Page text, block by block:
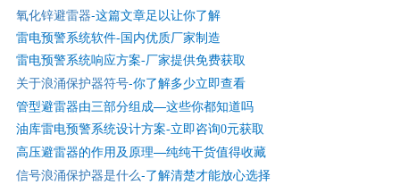
氧化锌避雷器-这篇文章足以让你了解
雷电预警系统软件-国内优质厂家制造
雷电预警系统响应方案-厂家提供免费获取
关于浪涌保护器符号-你了解多少立即查看
管型避雷器由三部分组成—这些你都知道吗
油库雷电预警系统设计方案-立即咨询0元获取
高压避雷器的作用及原理—纯纯干货值得收藏
信号浪涌保护器是什么-了解清楚才能放心选择